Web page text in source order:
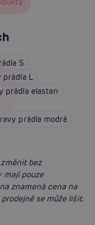
S
prádla L
prádla elastan
prádla modrá
bez
mají pouze
znamená cena na
se může lišit.